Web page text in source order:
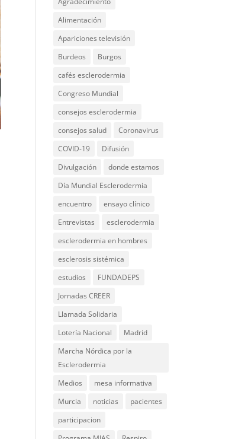
Alimentación
Apariciones televisión
Burdeos
Burgos
cafés esclerodermia
Congreso Mundial
consejos esclerodermia
consejos salud
Coronavirus
COVID-19
Difusión
Divulgación
donde estamos
Día Mundial Esclerodermia
encuentro
ensayo clínico
Entrevistas
esclerodermia
esclerodermia en hombres
esclerosis sistémica
estudios
FUNDADEPS
Jornadas CREER
Llamada Solidaria
Lotería Nacional
Madrid
Marcha Nórdica por la
Esclerodermia
Medios
mesa informativa
Murcia
noticias
pacientes
participacion